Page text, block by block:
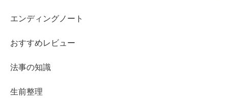
エンディングノート
おすすめレビュー
法事の知識
生前整理